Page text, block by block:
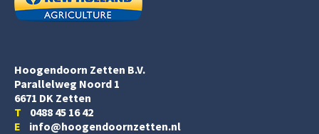
Hoogendoorn Zetten B.V.
Parallelweg Noord 1
6671 DK Zetten
T 0488 45 16 42
E info@hoogendoornzetten.nl